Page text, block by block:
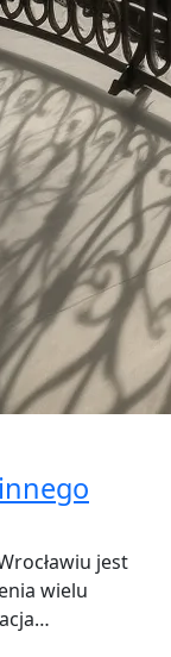
jest
wielu